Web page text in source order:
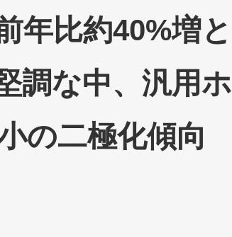
年比約40%増と
調な中、汎用ホ
の二極化傾向